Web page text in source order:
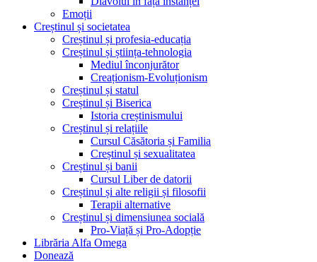
Emoții
Creștinul și societatea
Creștinul și profesia-educația
Creștinul și știința-tehnologia
Mediul înconjurător
Creaționism-Evoluționism
Creștinul și statul
Creștinul și Biserica
Istoria creștinismului
Creștinul și relațiile
Cursul Căsătoria și Familia
Creștinul și sexualitatea
Creștinul și banii
Cursul Liber de datorii
Creștinul și alte religii și filosofii
Terapii alternative
Creștinul și dimensiunea socială
Pro-Viață și Pro-Adopție
Librăria Alfa Omega
Donează